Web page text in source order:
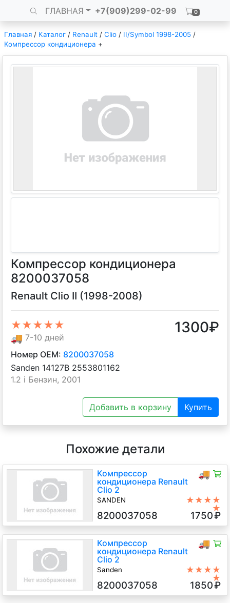
ГЛАВНАЯ +7(909)299-02-99 0
Главная / Каталог / Renault / Clio / II/Symbol 1998-2005 /
Компрессор кондиционера +
Компрессор кондиционера
8200037058
Renault Clio II (1998-2008)
★★★★★
🚚 7-10 дней
1300₽
Номер OEM: 8200037058
Sanden 14127B 2553801162
1.2 i Бензин, 2001
Добавить в корзину Купить
Похожие детали
🚚
Компрессор
кондиционера Renault
Clio 2
SANDEN
2001 г.в.
★★★★
★
8200037058 1750₽
🚚
Компрессор
кондиционера Renault
Clio 2
Sanden
2004 г.в.
★★★★
★
8200037058 1850₽